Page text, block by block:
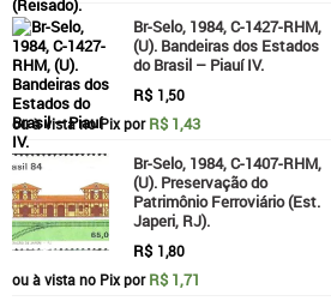
Br-Selo, 1984, C-1427-RHM,
(U). Bandeiras dos Estados
do Brasil – Piauí IV.
R$ 1,50
ou à vista no Pix porR$ 1,43
Br-Selo, 1984, C-1407-RHM,
(U). Preservação do
Patrimônio Ferroviário (Est.
Japeri, RJ).
R$ 1,80
ou à vista no Pix porR$ 1,71